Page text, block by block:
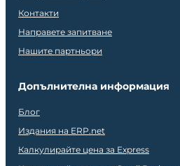
Контакти
Направете запитване
Нашите партньори
Допълнителна информация
Блог
Издания на ERP.net
Калкулирайте цена за Express